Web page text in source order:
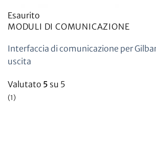
Esaurito
MODULI DI COMUNICAZIONE
Interfaccia di comunicazione per
uscita
Valutato 5 su 5
(1)